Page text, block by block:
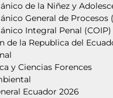
de la Niñez y
General de Procesos
Integral Penal (COIP)
de la Republica del
y Ciencias Forences
Ecuador 2026